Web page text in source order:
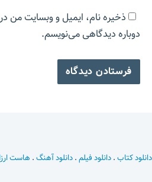
ذخیره نام، ایمیل و وبسایت من
دوباره دیدگاهی می‌نویسم.
دانلود کتاب.دانلود فیلم.دانلود آهنگ. هاست